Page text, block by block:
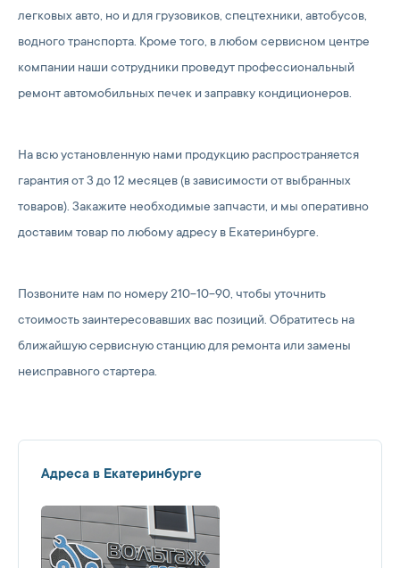
легковых авто, но и для грузовиков, спецтехники, автобусов,
водного транспорта. Кроме того, в любом сервисном центре
компании наши сотрудники проведут профессиональный
ремонт автомобильных печек и заправку кондиционеров.
На всю установленную нами продукцию распространяется
гарантия от 3 до 12 месяцев (в зависимости от выбранных
товаров). Закажите необходимые запчасти, и мы оперативно
доставим товар по любому адресу в Екатеринбурге.
Позвоните нам по номеру 210-10-90, чтобы уточнить
стоимость заинтересовавших вас позиций. Обратитесь на
ближайшую сервисную станцию для ремонта или замены
неисправного стартера.
Адреса в Екатеринбурге